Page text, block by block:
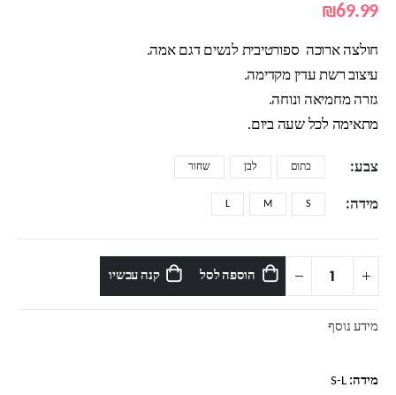
₪69.99
חולצה ארוכה ספורטיבית לנשים דגם אמה.
עיצוב רשת עדין מקדימה.
גזרה מחמיאה ונוחה.
מתאימה לכל שעה ביום.
צבע כתום לבן שחור
מידה S
M
L
הוספה לסל קנה עכשיו
מידע נוסף
מידה: S-L